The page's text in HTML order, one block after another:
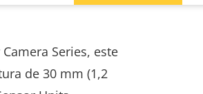
Series, este
de 30 mm (1,2